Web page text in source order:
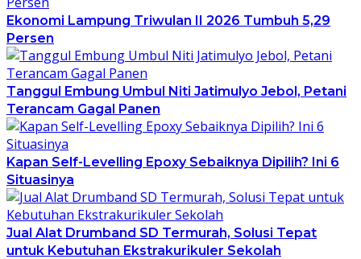
Ekonomi Lampung Triwulan II 2026 Tumbuh 5,29
Persen
Tanggul Embung Umbul Niti Jatimulyo Jebol, Petani
Terancam Gagal Panen
Kapan Self-Levelling Epoxy Sebaiknya Dipilih? Ini 6
Situasinya
Jual Alat Drumband SD Termurah, Solusi Tepat
untuk Kebutuhan Ekstrakurikuler Sekolah